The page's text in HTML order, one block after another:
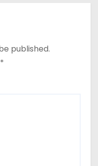
published.
*